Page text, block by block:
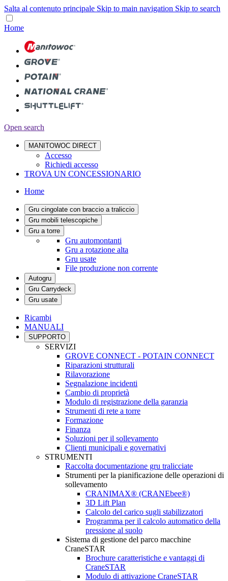
Salta al contenuto principale Skip to main navigation Skip to search
Home
Open search
MANITOWOC DIRECT
Accesso
Richiedi accesso
TROVA UN CONCESSIONARIO
Home
Gru cingolate con braccio a traliccio
Gru mobili telescopiche
Gru a torre
Gru automontanti
Gru a rotazione alta
Gru usate
File produzione non corrente
Autogru
Gru Carrydeck
Gru usate
Ricambi
MANUALI
SUPPORTO
SERVIZI
GROVE CONNECT - POTAIN CONNECT
Riparazioni strutturali
Rilavorazione
Segnalazione incidenti
Cambio di proprietà
Modulo di registrazione della garanzia
Strumenti di rete a torre
Formazione
Finanza
Soluzioni per il sollevamento
Clienti municipali e governativi
STRUMENTI
Raccolta documentazione gru tralicciate
Strumenti per la pianificazione delle operazioni di
sollevamento
CRANIMAX® (CRANEbee®)
3D Lift Plan
Calcolo del carico sugli stabilizzatori
Programma per il calcolo automatico della
pressione al suolo
Sistema di gestione del parco macchine
CraneSTAR
Brochure caratteristiche e vantaggi di
CraneSTAR
Modulo di attivazione CraneSTAR